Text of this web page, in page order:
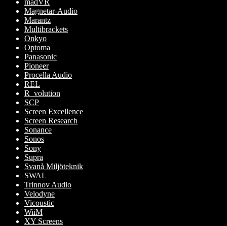
Magnetar-Audio
Marantz
Multibrackets
Onkyo
Optoma
Panasonic
Pioneer
Procella Audio
REL
R_volution
SCP
Screen Excellence
Screen Research
Sonance
Sonos
Sony
Supra
Svanå Miljöteknik
SWAL
Trinnov Audio
Velodyne
Vicoustic
WiiM
XY Screens